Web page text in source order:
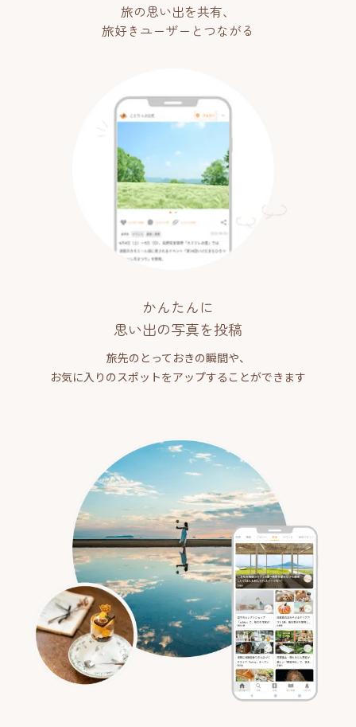
旅の思い出を共有、
旅好きユーザーとつながる
かんたんに
思い出の写真を投稿
旅先のとっておきの瞬間や、
お気に入りのスポットをアップすることができます